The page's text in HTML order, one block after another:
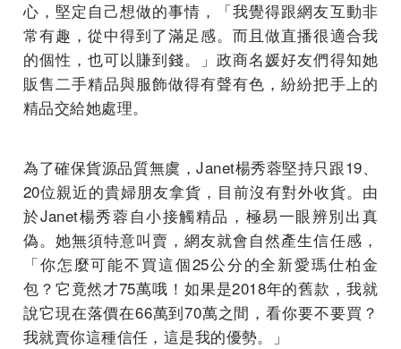
心，堅定自己想做的事情，「我覺得跟網友互動非
常有趣，從中得到了滿足感。而且做直播很適合我
的個性，也可以賺到錢。」政商名媛好友們得知她
販售二手精品與服飾做得有聲有色，紛紛把手上的
精品交給她處理。
為了確保貨源品質無虞，Janet楊秀蓉堅持只跟19、
20位親近的貴婦朋友拿貨，目前沒有對外收貨。由
於Janet楊秀蓉自小接觸精品，極易一眼辨別出真
偽。她無須特意叫賣，網友就會自然產生信任感，
「你怎麼可能不買這個25公分的全新愛瑪仕柏金
包？它竟然才75萬哦！如果是2018年的舊款，我就
說它現在落價在66萬到70萬之間，看你要不要買？
我就賣你這種信任，這是我的優勢。」